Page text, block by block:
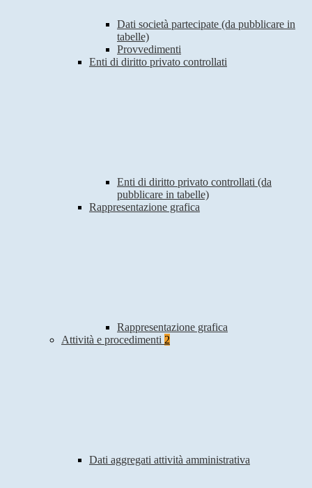
Dati società partecipate (da pubblicare in
tabelle)
Provvedimenti
Enti di diritto privato controllati
Enti di diritto privato controllati (da
pubblicare in tabelle)
Rappresentazione grafica
Rappresentazione grafica
Attività e procedimenti 2
Dati aggregati attività amministrativa